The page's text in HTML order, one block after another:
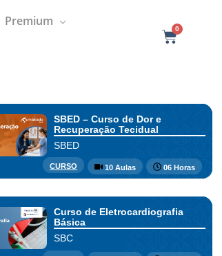
Premium
0C
SBED – Curso de Dor e
Recuperação Tecidual
SBED
CURSO 10 Aulas 06 Horas
Curso de Eletrocardiografia
Básica
SBC